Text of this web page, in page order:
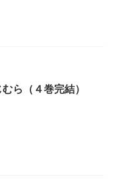
ら（４巻完結）